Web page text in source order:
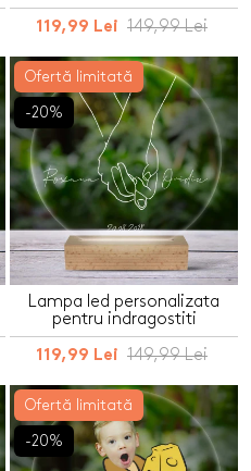
119,99 Lei 149,99 Lei
Ofertă limitată
-20%
Lampa led personalizata
pentru indragostiti
119,99 Lei 149,99 Lei
Ofertă limitată
-20%